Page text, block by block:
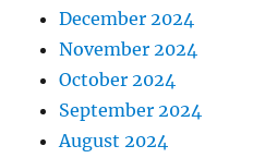
December 2024
November 2024
October 2024
September 2024
August 2024